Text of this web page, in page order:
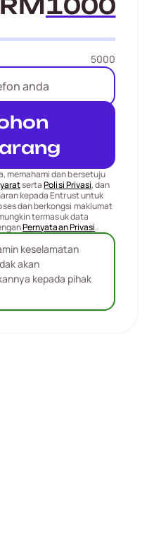
5000
memahami dan bersetuju
sertaPolisi Privasi, dan
kepada Entrust untuk
dan berkongsi maklumat
termasuk data
Pernyataan Privasi.
keselamatan
akan
kepada pihak